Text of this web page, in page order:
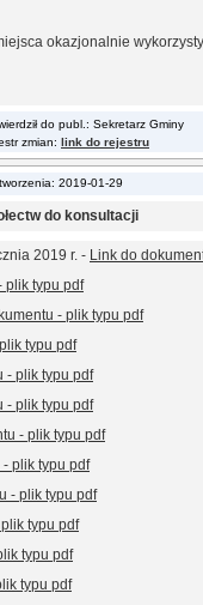
okazjonalnie
do publ.: Sekretarz Gminy
zmian: link do rejestru
2019-01-29
do konsultacji
2019 r. - Link do
plik typu pdf
- plik typu pdf
typu pdf
- plik typu pdf
- plik typu pdf
- plik typu pdf
plik typu pdf
- plik typu pdf
typu pdf
typu pdf
typu pdf